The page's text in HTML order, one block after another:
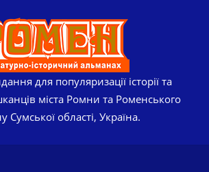
для популяризації історії та
міста Ромни та Роменського
Сумської області, Україна.